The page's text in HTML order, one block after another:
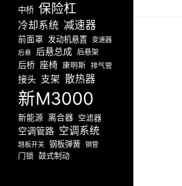
中桥 保险杠
冷却系统 减速器
前面罩 发动机悬置 变速器
后悬 后悬总成 后悬架
后桥 座椅 康明斯 排气管
接头 支架 散热器
新M3000
新能源 离合器 空滤器
空调管路 空调系统
翘板开关 钢板弹簧 钢管
门锁 鼓式制动